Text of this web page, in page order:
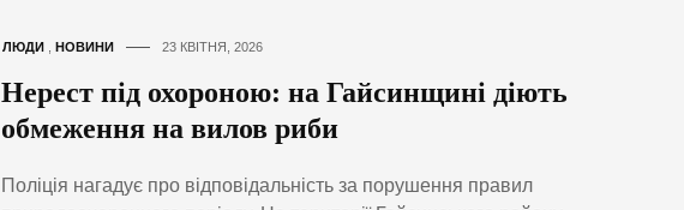
ЛЮДИ НОВИНИ 23 КВІТНЯ, 2026
Нерест під охороною: на Гайсинщині діють
обмеження на вилов риби
Поліція нагадує про відповідальність за порушення правил